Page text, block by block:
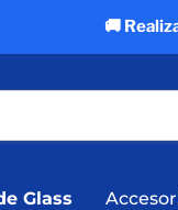
🚚
Glass